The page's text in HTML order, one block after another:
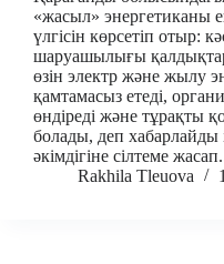
«жасыл» энергетиканы
үлгісін көрсетіп отыр:
шаруашылығы
өзін электр және жылу
қамтамасыз етеді,
өндіреді және тұрақты
болады, деп
әкімдігіне сілтеме
Rakhila Tleuova